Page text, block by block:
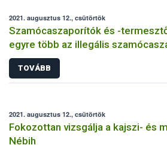
2021. augusztus 12., csütörtök
Szamócaszaporítók és -
egyre több az illegális
TOVÁBB
2021. augusztus 12., csütörtök
Fokozottan vizsgálja a kajszi- és
Nébih